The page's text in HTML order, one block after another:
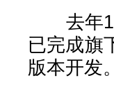
去年12
已完成旗
版本开发。